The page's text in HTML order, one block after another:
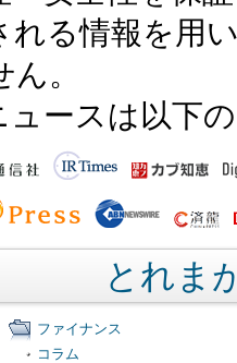
れる情報を用
。
ュースは以下
とれま
ファイナンス
コラム